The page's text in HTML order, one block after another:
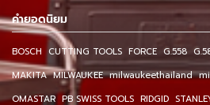
คำยอดนิยม
BOSCH CUTTING TOOLS FORCE G.558
MAKITA MILWAUKEE milwaukeethailand
OMASTAR PB SWISS TOOLS RIDGID